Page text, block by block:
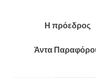
Η
Άντα